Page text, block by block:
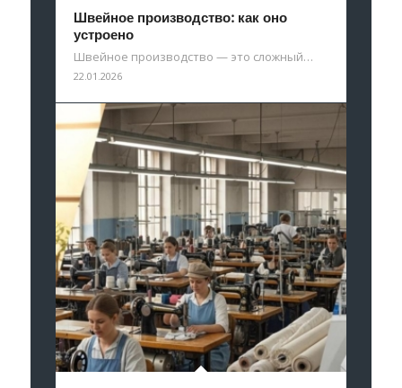
Швейное производство: как оно
устроено
Швейное производство — это сложный…
22.01.2026